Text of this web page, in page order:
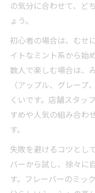
の気分に合わせて、ど
ょう。
初心者の場合は、むせ
イトなミント系から始
数人で楽しむ場合は、
（アップル、グレー
くいです。店舗スタッ
すめや人気の組み合わ
す。
失敗を避けるコツとし
バーから試し、徐々に
す。フレーバーのミッ